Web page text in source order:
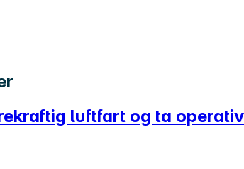
luftfart og ta